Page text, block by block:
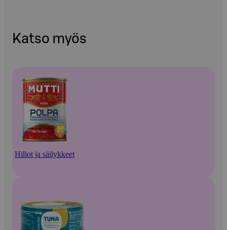
Katso myös
Hillot ja säilykkeet